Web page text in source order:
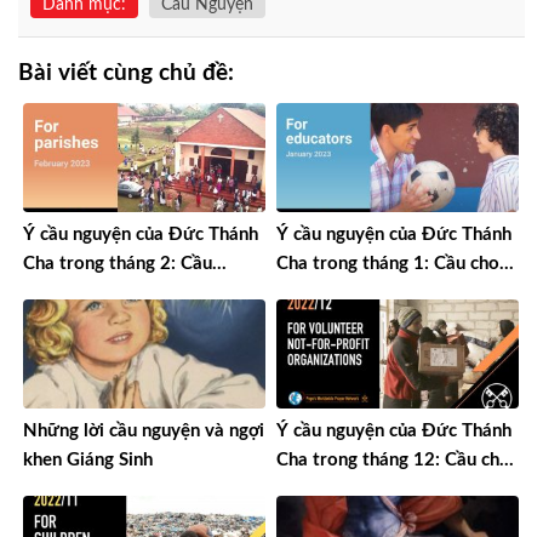
Danh mục: Cầu Nguyện
Bài viết cùng chủ đề:
Ý cầu nguyện của Đức Thánh
Cha trong tháng 2: Cầu
Ý cầu nguyện của Đức Thánh
Cha trong tháng 1: Cầu cho
Những lời cầu nguyện và ngợi
khen Giáng Sinh
Ý cầu nguyện của Đức Thánh
Cha trong tháng 12: Cầu cho
lợi nhuận